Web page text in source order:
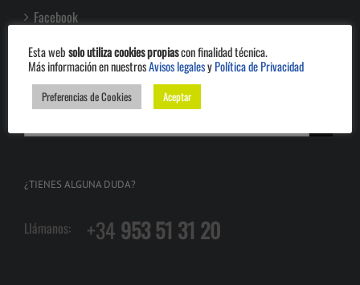
Facebook
BUSCA EN LA WEB
¿TIENES ALGUNA DUDA?
Llámanos: +34 953 51 31 20
Esta websolo utiliza cookies propiascon finalidad técnica.
Más información en nuestrosAvisos legalesyPolítica de Privacidad
Preferencias de Cookies Aceptar